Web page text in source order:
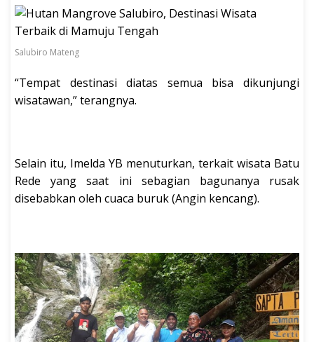
Salubiro Mateng
“Tempat destinasi diatas semua bisa dikunjungi
wisatawan,” terangnya.
Selain itu, Imelda YB menuturkan, terkait wisata Batu
Rede yang saat ini sebagian bagunanya rusak
disebabkan oleh cuaca buruk (Angin kencang).